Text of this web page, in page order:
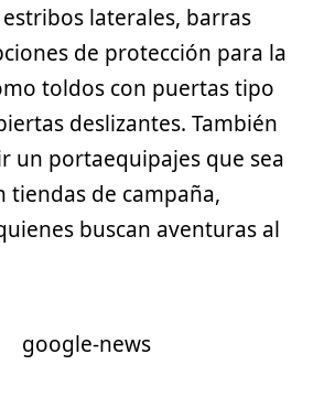
estribos laterales, barras
de protección para la
toldos con puertas tipo
deslizantes. También
un portaequipajes que sea
tiendas de campaña,
buscan aventuras al